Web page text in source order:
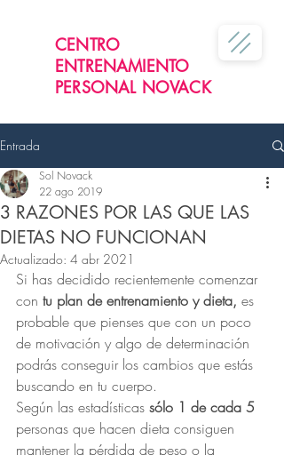
CENTRO
ENTRENAMIENTO
PERSONAL NOVACK
Entrada
3 RAZONES POR LAS QUE LAS
DIETAS NO FUNCIONAN
Sol Novack
22 ago 2019
Actualizado: 4 abr 2021
Si has decidido recientemente comenzar
con tu plan de entrenamiento y dieta, es
probable que pienses que con un poco
de motivación y algo de determinación
podrás conseguir los cambios que estás
buscando en tu cuerpo.
Según las estadísticas sólo 1 de cada 5
personas que hacen dieta consiguen
mantener la pérdida de peso o la